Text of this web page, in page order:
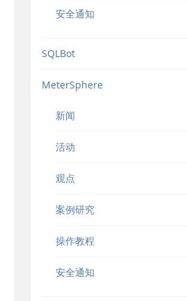
安全通知
SQLBot
MeterSphere
新闻
活动
观点
案例研究
操作教程
安全通知